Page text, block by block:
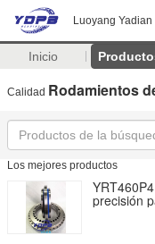
Luoyang
Inicio
Calidad Rodamientos
Los mejores productos
precisión